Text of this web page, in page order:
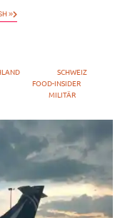
»
SCHWEIZ
FOOD-INSIDER
MILITÄR